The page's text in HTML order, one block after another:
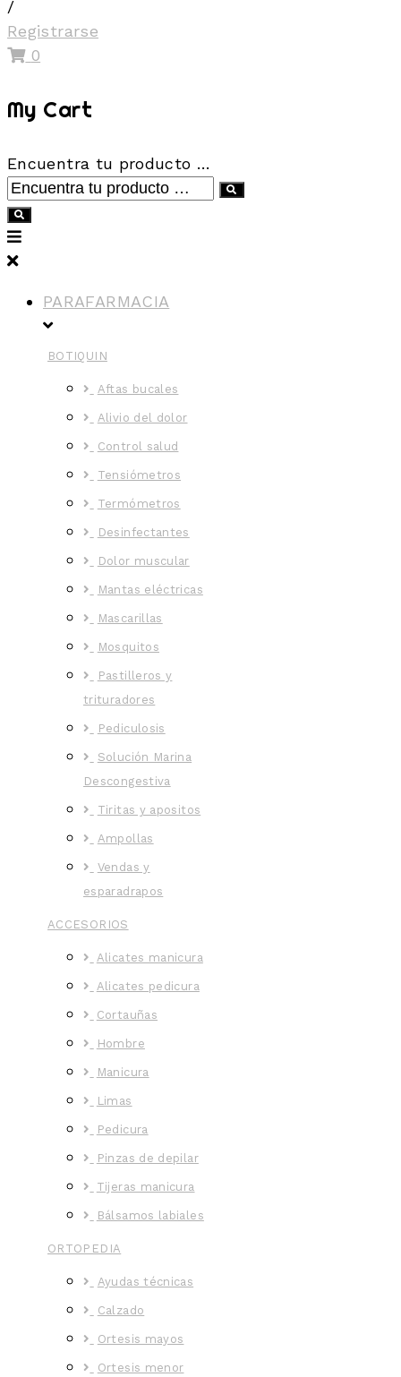
/
Registrarse
0
My Cart
Encuentra tu producto …
PARAFARMACIA
BOTIQUIN
Aftas bucales
Alivio del dolor
Control salud
Tensiómetros
Termómetros
Desinfectantes
Dolor muscular
Mantas eléctricas
Mascarillas
Mosquitos
Pastilleros y
trituradores
Pediculosis
Solución Marina
Descongestiva
Tiritas y apositos
Ampollas
Vendas y
esparadrapos
ACCESORIOS
Alicates manicura
Alicates pedicura
Cortauñas
Hombre
Manicura
Limas
Pedicura
Pinzas de depilar
Tijeras manicura
Bálsamos labiales
ORTOPEDIA
Ayudas técnicas
Calzado
Ortesis mayos
Ortesis menor